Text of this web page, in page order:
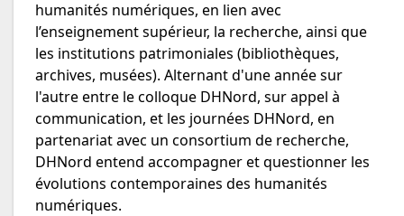
humanités numériques, en lien avec
l’enseignement supérieur, la recherche, ainsi que
les institutions patrimoniales (bibliothèques,
archives, musées). Alternant d'une année sur
l'autre entre le colloque DHNord, sur appel à
communication, et les journées DHNord, en
partenariat avec un consortium de recherche,
DHNord entend accompagner et questionner les
évolutions contemporaines des humanités
numériques.